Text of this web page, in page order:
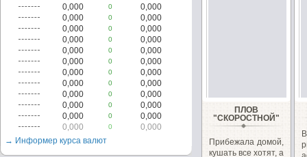
ПЛОВ
"СКОРОСТНОЙ"
Прибежала домой,
кушать все хотят, а
0,000
0
0,000
0,000
0
0,000
0,000
0
0,000
0,000
0
0,000
0,000
0
0,000
0,000
0
0,000
0,000
0
0,000
0,000
0
0,000
0,000
0
0,000
0,000
0
0,000
0,000
0
0,000
0,000
0
0,000
→ Информер курса валют